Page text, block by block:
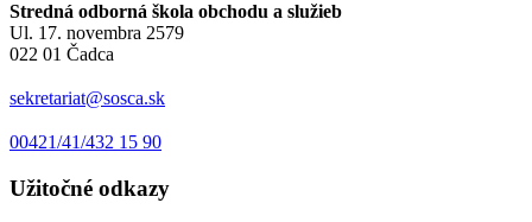
Stredná odborná škola obchodu a služieb
Ul. 17. novembra 2579
022 01 Čadca
sekretariat@sosca.sk
00421/41/432 15 90
Užitočné odkazy